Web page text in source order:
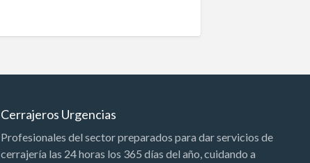
Cerrajeros Urgencias
Profesionales del sector preparados para dar servicios de
cerrajería las 24 horas los 365 días del año, cuidando a